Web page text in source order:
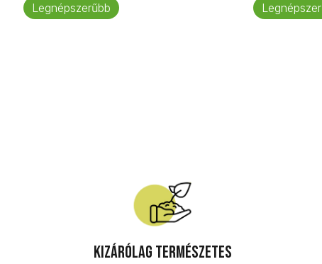
Legnépszerűbb
Kizárólag természetes